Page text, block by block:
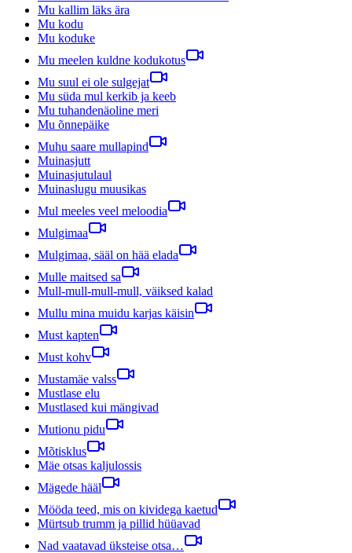
Mu kallim läks ära
Mu kodu
Mu koduke
Mu meelen kuldne kodukotus
Mu suul ei ole sulgejat
Mu süda mul kerkib ja keeb
Mu tuhandenäoline meri
Mu õnnepäike
Muhu saare mullapind
Muinasjutt
Muinasjutulaul
Muinaslugu muusikas
Mul meeles veel meloodia
Mulgimaa
Mulgimaa, sääl on hää elada
Mulle maitsed sa
Mull-mull-mull-mull, väiksed kalad
Mullu mina muidu karjas käisin
Must kapten
Must kohv
Mustamäe valss
Mustlase elu
Mustlased kui mängivad
Mutionu pidu
Mõtisklus
Mäe otsas kaljulossis
Mägede hääl
Mööda teed, mis on kividega kaetud
Mürtsub trumm ja pillid hüüavad
Nad vaatavad üksteise otsa…